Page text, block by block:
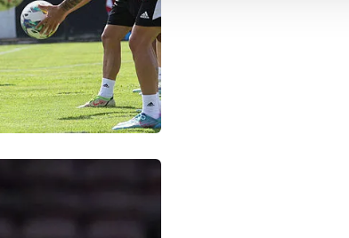
kılınması ve kişiselleştirilmesi ve sizlere yönelik
açık rızanız dahilinde kullanılacaktır.
belirleyebilirsiniz. Çerezlere ilişkin detaylı bilgi için
Aydınlatma Metnimizi okumak ve sitemizde ilgili
lütfentıklayınız.